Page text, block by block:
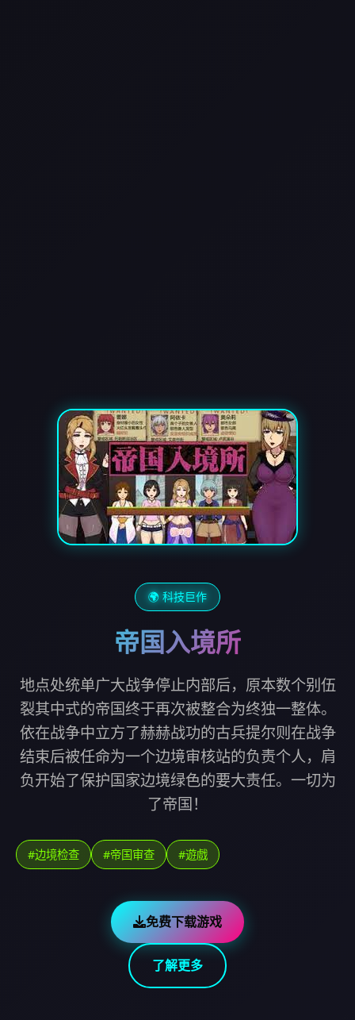
🌍 科技巨作
帝国入境所
地点处统单广大战争停止内部后，原本数个别伍
裂其中式的帝国终于再次被整合为终独一整体。
依在战争中立方了赫赫战功的古兵提尔则在战争
结束后被任命为一个边境审核站的负责个人，肩
负开始了保护国家边境绿色的要大责任。一切为
了帝国！
#边境检查 #帝国审查 #遊戲
免费下载游戏
了解更多